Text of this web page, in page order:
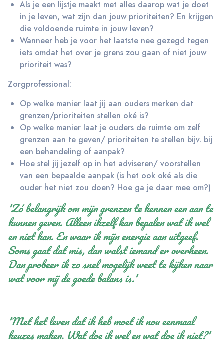
Als je een lijstje maakt met alles daarop wat je doet
in je leven, wat zijn dan jouw prioriteiten? En krijgen
die voldoende ruimte in jouw leven?
Wanneer heb je voor het laatste nee gezegd tegen
iets omdat het over je grens zou gaan of niet jouw
prioriteit was?
Zorgprofessional:
Op welke manier laat jij aan ouders merken dat
grenzen/prioriteiten stellen oké is?
Op welke manier laat je ouders de ruimte om zelf
grenzen aan te geven/ prioriteiten te stellen bijv. bij
een behandeling of aanpak?
Hoe stel jij jezelf op in het adviseren/ voorstellen
van een bepaalde aanpak (is het ook oké als die
ouder het niet zou doen? Hoe ga je daar mee om?)
'Zó belangrijk om mijn grenzen te kennen een aan te
kunnen geven. Alleen ikzelf kan bepalen wat ik wel
en niet kan. En waar ik mijn energie aan uitgeef.
Soms gaat dat mis, dan walst iemand er overheen.
Dan probeer ik zo snel mogelijk weet te kijken naar
wat voor mij de goede balans is.'
'Met het leven dat ik heb moet ik nou eenmaal
keuzes maken. Wat doe ik wel en wat doe ik niet?'